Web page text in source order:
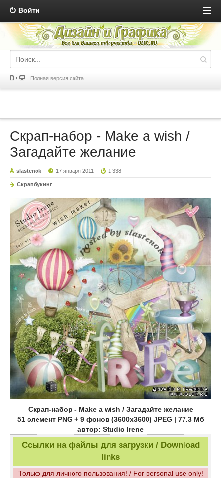
Войти
Полная версия сайта
Скрап-набор - Make a wish /
Загадайте желание
slastenok 17 января 2011 1 338
Скрапбукинг
Скрап-набор - Make a wish / Загадайте желание
51 элемент PNG + 9 фонов (3600x3600) JPEG | 77.3 Mб
автор: Studio Irene
Ссылки на файлы для загрузки / Download
links
Только для личного пользования! / For personal use only!